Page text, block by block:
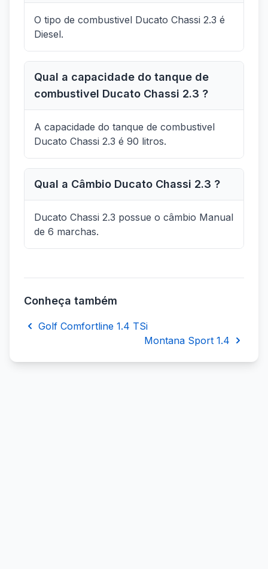
O tipo de combustivel Ducato Chassi 2.3 é
Diesel.
Qual a capacidade do tanque de
combustivel Ducato Chassi 2.3 ?
A capacidade do tanque de combustivel
Ducato Chassi 2.3 é 90 litros.
Qual a Câmbio Ducato Chassi 2.3 ?
Ducato Chassi 2.3 possue o câmbio Manual
de 6 marchas.
Conheça também
Golf Comfortline 1.4 TSi
Montana Sport 1.4